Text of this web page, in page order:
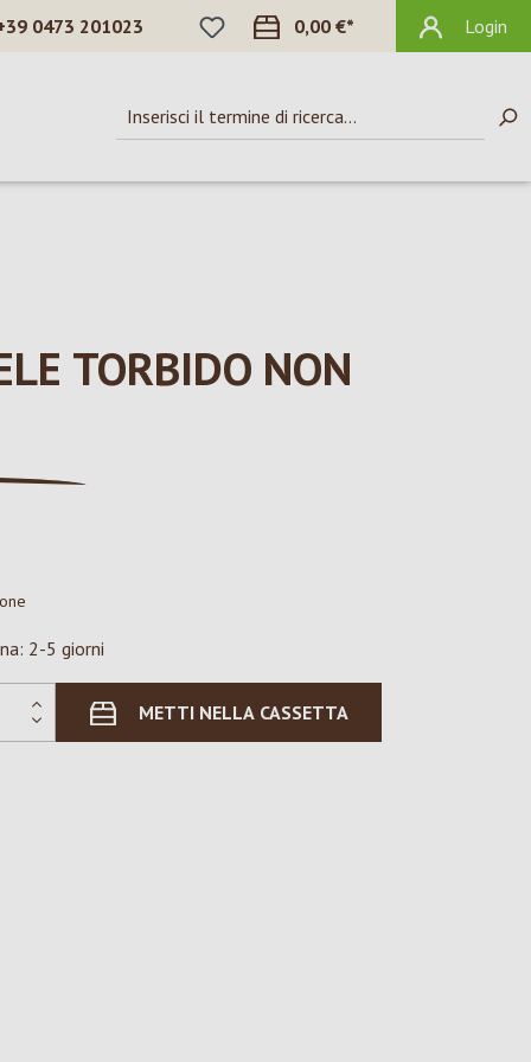
0473 201023
HAI 0 ARTICOLI NELLA LISTA DEI
0,00 €* Login
TORBIDO NON
2-5 giorni
METTI NELLA CASSETTA